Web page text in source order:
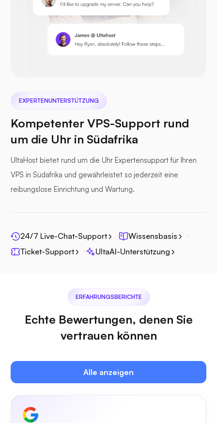
Prestashop
Seedatei
Jitsi
EXPERTENUNTERSTÜTZUNG
Kompetenter VPS-Support rund
um die Uhr in Südafrika
UltaHost bietet rund um die Uhr Expertensupport für Ihren
VPS in Südafrika und gewährleistet so jederzeit eine
reibungslose Einrichtung und Wartung.
24/7 Live-Chat-Support
Wissensbasis
Ticket-Support
UltaAI-Unterstützung
ERFAHRUNGSBERICHTE
Echte Bewertungen, denen Sie
vertrauen können
Alle anzeigen